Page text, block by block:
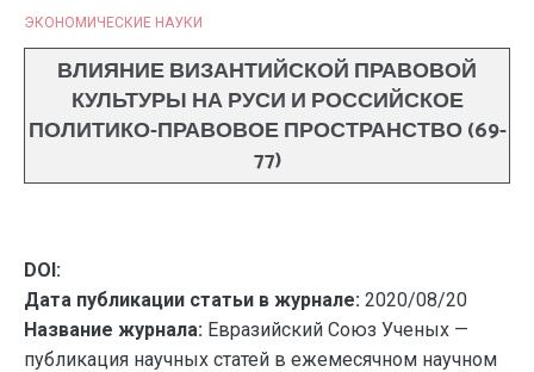
ЭКОНОМИЧЕСКИЕ НАУКИ
ВЛИЯНИЕ ВИЗАНТИЙСКОЙ ПРАВОВОЙ
КУЛЬТУРЫ НА РУСИ И РОССИЙСКОЕ
ПОЛИТИКО-ПРАВОВОЕ ПРОСТРАНСТВО (69-
77)
DOI:
Дата публикации статьи в журнале: 2020/08/20
Название журнала: Евразийский Союз Ученых —
публикация научных статей в ежемесячном научном